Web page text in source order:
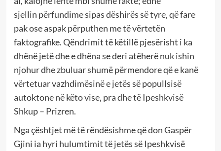
sjellin përfundime sipas dëshirës së tyre, që fare
pak ose aspak përputhen me të vërtetën
faktografike. Qëndrimit të këtillë pjesërisht i ka
dhënë jetë dhe e dhëna se deri atëherë nuk ishin
njohur dhe zbuluar shumë përmendore që e kanë
vërtetuar vazhdimësinë e jetës së popullsisë
autoktone në këto vise, pra dhe të Ipeshkvisë
Shkup – Prizren.
Nga çështjet më të rëndësishme që don Gaspër
Gjini ia hyri hulumtimit të jetës së Ipeshkvisë